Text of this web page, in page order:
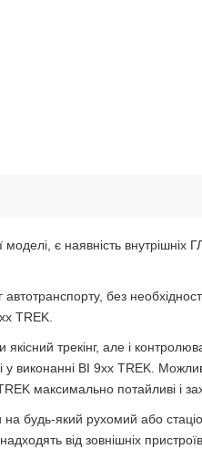
є наявність
без
TREK.
трекінг, але і
виконанні BI 9хх TREK.
максимально потайливі і
будь-який рухомий або
від зовнішніх